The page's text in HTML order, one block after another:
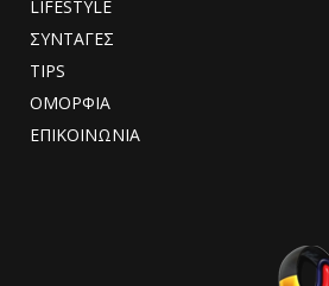
LIFESTYLE
ΣΥΝΤΑΓΕΣ
TIPS
ΟΜΟΡΦΙΑ
ΕΠΙΚΟΙΝΩΝΙΑ